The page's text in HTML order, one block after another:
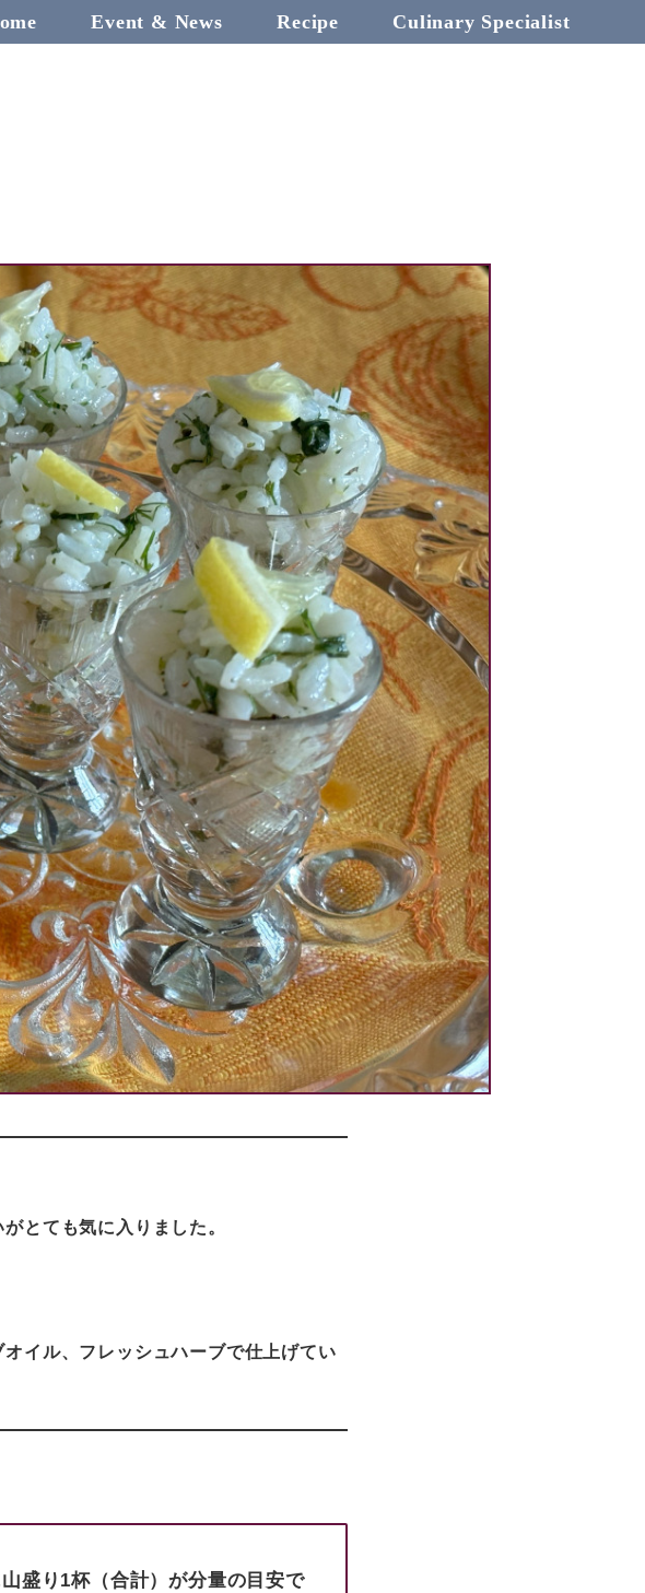
Event & News Recipe Culinary Specialist
とても気に入りました。
イル、フレッシュハーブで仕上げてい
盛り1杯（合計）が分量の目安で